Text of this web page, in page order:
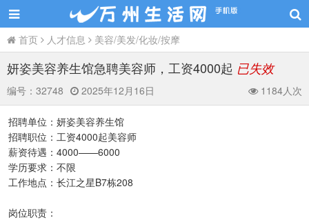
首页 人才信息 美容/美发/化妆/按摩
妍姿美容养生馆急聘美容师，工资4000起 已失效
编号： 32748 2025年12月16日 1184人次
招聘单位：妍姿美容养生馆
招聘职位：工资4000起美容师
薪资待遇：4000——6000
学历要求：不限
工作地点：长江之星B7栋208
岗位职责：